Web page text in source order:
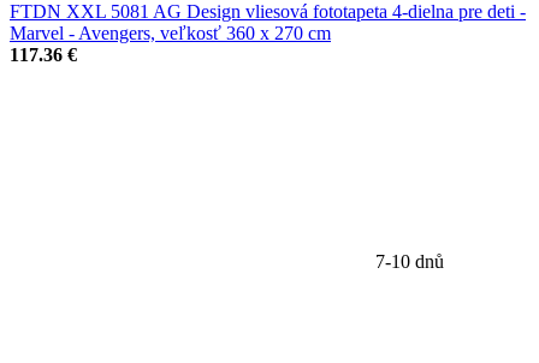
FTDN XXL 5081 AG Design vliesová fototapeta 4-dielna pre deti -
Marvel - Avengers, veľkosť 360 x 270 cm
117.36 €
7-10 dnů